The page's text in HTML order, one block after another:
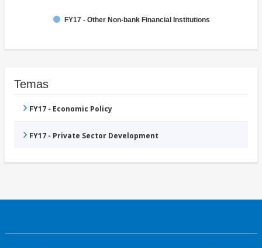
FY17 - Other Non-bank Financial Institutions
Temas
FY17 - Economic Policy
FY17 - Private Sector Development